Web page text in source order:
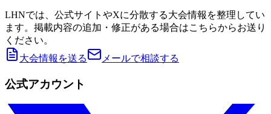
LHNでは、公式サイトやXに分散する大会情報を整理してい
ます。掲載内容の追加・修正がある場合はこちらからお送り
ください。
大会情報を送る
メールで相談する
公式アカウント